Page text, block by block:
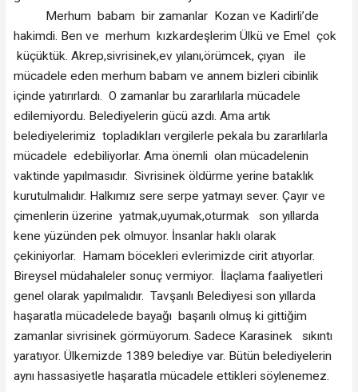
Merhum babam bir zamanlar Kozan ve Kadirli’de
hakimdi. Ben ve merhum kızkardeşlerim Ülkü ve Emel çok
küçüktük. Akrep,sivrisinek,ev yılanı,örümcek, çıyan ile
mücadele eden merhum babam ve annem bizleri cibinlik
içinde yatırırlardı. O zamanlar bu zararlılarla mücadele
edilemiyordu. Belediyelerin gücü azdı. Ama artık
belediyelerimiz topladıkları vergilerle pekala bu zararlılarla
mücadele edebiliyorlar. Ama önemli olan mücadelenin
vaktinde yapılmasıdır. Sivrisinek öldürme yerine bataklık
kurutulmalıdır. Halkımız sere serpe yatmayı sever. Çayır ve
çimenlerin üzerine yatmak,uyumak,oturmak son yıllarda
kene yüzünden pek olmuyor. İnsanlar haklı olarak
çekiniyorlar. Hamam böcekleri evlerimizde cirit atıyorlar.
Bireysel müdahaleler sonuç vermiyor. İlaçlama faaliyetleri
genel olarak yapılmalıdır. Tavşanlı Belediyesi son yıllarda
haşaratla mücadelede bayağı başarılı olmuş ki gittiğim
zamanlar sivrisinek görmüyorum. Sadece Karasinek sıkıntı
yaratıyor. Ülkemizde 1389 belediye var. Bütün belediyelerin
aynı hassasiyetle haşaratla mücadele ettikleri söylenemez.